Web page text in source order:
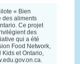
« Bien
des aliments
Ce projet
des
qui a été
Food Network,
et Ontario,